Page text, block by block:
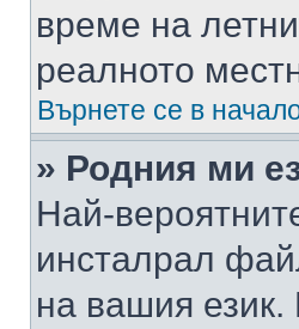
време на
реалното
Върнете се в
» Родния ми
Най-
инсталрал
на вашия